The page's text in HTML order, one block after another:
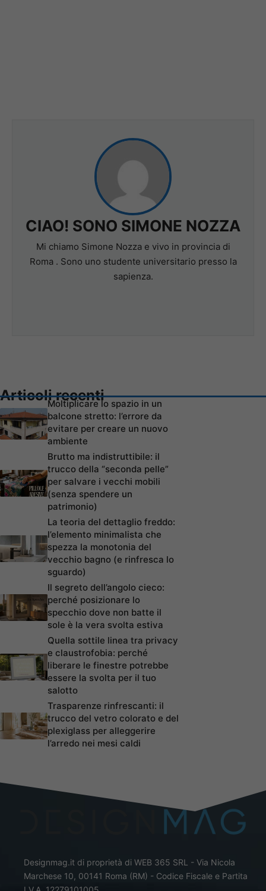
CIAO! SONO SIMONE NOZZA
Mi chiamo Simone Nozza e vivo in provincia di
Roma . Sono uno studente universitario presso la
sapienza.
Articoli recenti
Moltiplicare lo spazio in un
balcone stretto: l’errore da
evitare per creare un nuovo
ambiente
Brutto ma indistruttibile: il
trucco della “seconda pelle”
per salvare i vecchi mobili
(senza spendere un
patrimonio)
La teoria del dettaglio freddo:
l’elemento minimalista che
spezza la monotonia del
vecchio bagno (e rinfresca lo
sguardo)
Il segreto dell’angolo cieco:
perché posizionare lo
specchio dove non batte il
sole è la vera svolta estiva
Quella sottile linea tra privacy
e claustrofobia: perché
liberare le finestre potrebbe
essere la svolta per il tuo
salotto
Trasparenze rinfrescanti: il
trucco del vetro colorato e del
plexiglass per alleggerire
l’arredo nei mesi caldi
Designmag.it di proprietà di WEB 365 SRL - Via Nicola
Marchese 10, 00141 Roma (RM) - Codice Fiscale e Partita